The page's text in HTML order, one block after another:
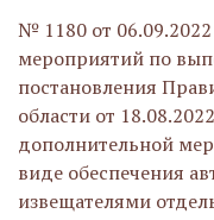
№ 1180 от
мероприятий по
постановления
области от
дополнительной
виде обеспечения
извещателями